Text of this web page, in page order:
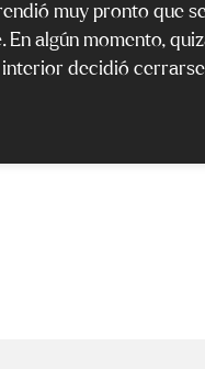
muy pronto que
algún momento,
decidió